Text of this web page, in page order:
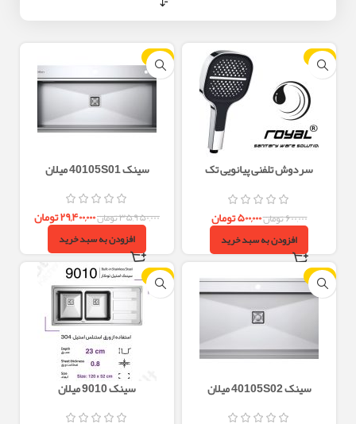
-17%
سردوش تلفنی پیانویی تک
۶۰۰,۰۰۰تومان۵۰۰,۰۰۰تومان
افزودن به سبد خرید
-18%
سینک 40105S01 میلان
۳۵,۹۵۰,۰۰۰تومان۲۹,۴۰۰,۰۰۰تومان
افزودن به سبد خرید
-18%
سینک 40105S02 میلان
-18%
سینک 9010 میلان